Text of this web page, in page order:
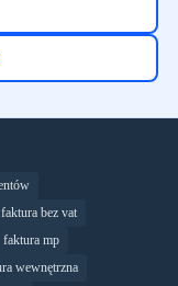
faktura bez vat
faktura mp
wewnętrzna